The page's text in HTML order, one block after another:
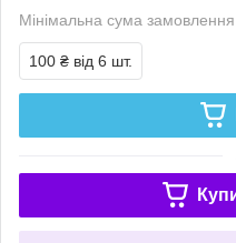
Мінімальна сума
100 ₴ від 6 шт.